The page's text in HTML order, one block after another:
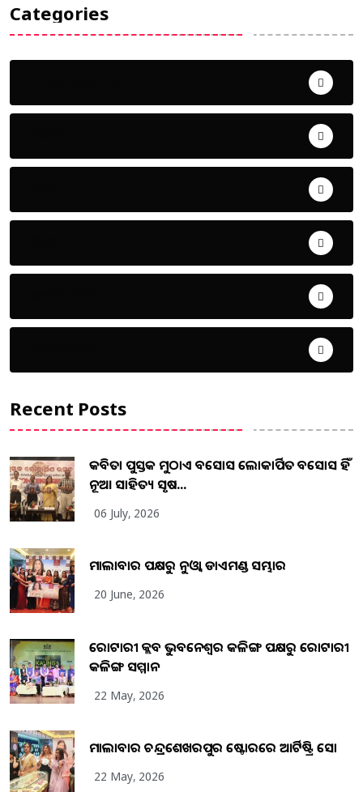
Categories
Recent Posts
କବିତା ପୁସ୍ତକ ମୁଠାଏ ଅବସୋସ ଲୋକାର୍ପିତ ଅବସୋସ ହିଁ
ନୂଆ ସାହିତ୍ୟ ସୃଷ...
06 July, 2026
ମାଲାବାର ପକ୍ଷରୁ ନୁଓ୍ବା ଡାଏମଣ୍ଡ ସମ୍ଭାର
20 June, 2026
ରୋଟାରୀ କ୍ଲବ ଭୁବନେଶ୍ୱର କଳିଙ୍ଗ ପକ୍ଷରୁ ରୋଟାରୀ
କଳିଙ୍ଗ ସମ୍ମାନ
22 May, 2026
ମାଲାବାର ଚନ୍ଦ୍ରଶେଖରପୁର ଷ୍ଟୋରରେ ଆର୍ଟିଷ୍ଟ୍ରି ସୋ
22 May, 2026